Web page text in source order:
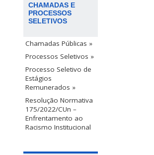
CHAMADAS E
PROCESSOS
SELETIVOS
Chamadas Públicas »
Processos Seletivos »
Processo Seletivo de
Estágios
Remunerados »
Resolução Normativa
175/2022/CUn –
Enfrentamento ao
Racismo Institucional